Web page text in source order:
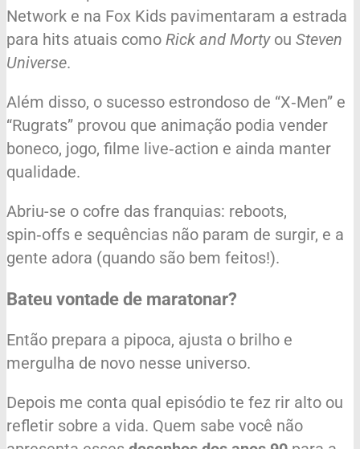
Network e na Fox Kids pavimentaram a estrada
para hits atuais como Rick and Mortyou Steven
Universe.
Além disso, o sucesso estrondoso de “X‑Men” e
“Rugrats” provou que animação podia vender
boneco, jogo, filme live‑action e ainda manter
qualidade.
Abriu-se o cofre das franquias: reboots,
spin‑offs e sequências não param de surgir, e a
gente adora (quando são bem feitos!).
Bateu vontade de maratonar?
Então prepara a pipoca, ajusta o brilho e
mergulha de novo nesse universo.
Depois me conta qual episódio te fez rir alto ou
refletir sobre a vida. Quem sabe você não